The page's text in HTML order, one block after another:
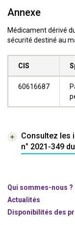
Annexe
Médicament dérivé
sécurité destiné au
CIS
60616687
Consultez les
n° 2021-349
Qui sommes-nous ?
Actualités
Disponibilités des